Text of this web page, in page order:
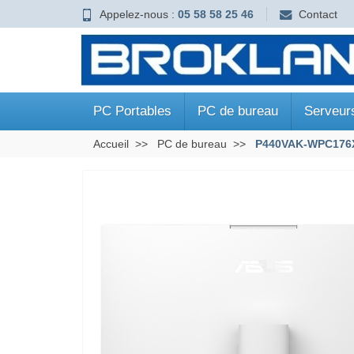
Appelez-nous : 05 58 58 25 46 Contact
PC Portables PC de bureau
Accueil PC de bureau P440VAK-